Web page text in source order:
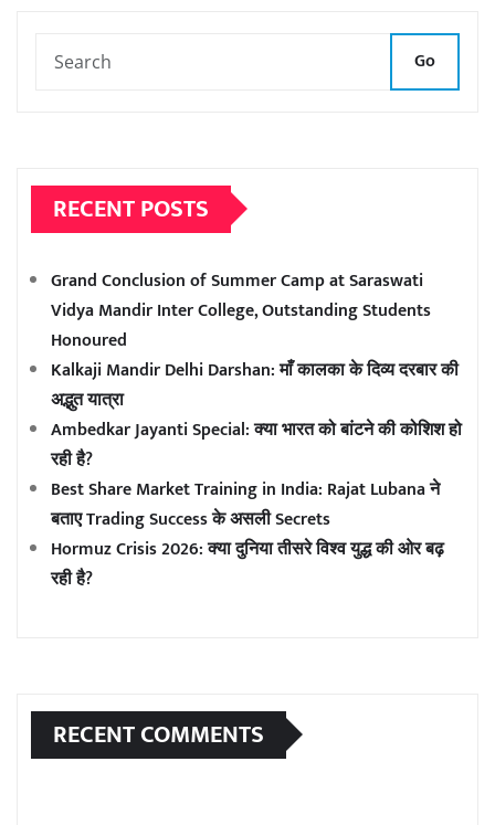
Go
RECENT POSTS
Grand Conclusion of Summer Camp at Saraswati
Vidya Mandir Inter College, Outstanding Students
Honoured
Kalkaji Mandir Delhi Darshan: माँ कालका के दिव्य दरबार की
अद्भुत यात्रा
Ambedkar Jayanti Special: क्या भारत को बांटने की कोशिश हो
रही है?
Best Share Market Training in India: Rajat Lubana ने
बताए Trading Success के असली Secrets
Hormuz Crisis 2026: क्या दुनिया तीसरे विश्व युद्ध की ओर बढ़
रही है?
RECENT COMMENTS